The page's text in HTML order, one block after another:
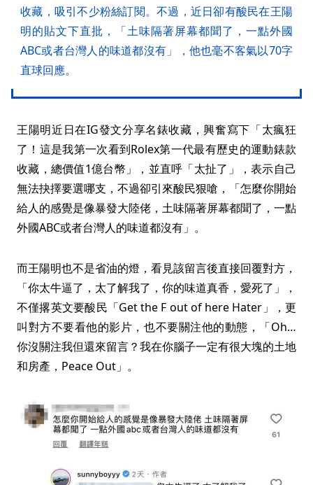
收藏，吸引不少粉絲訂閱。不過，近日卻有酸民在王陽
明的貼文下直批，「土味隔著屏幕都聞了，一點外國
ABC或者台灣人的味道都沒有」，他也毫不客氣以70字
直球回應。
王陽明近日在IG發文分享名錶收藏，興奮寫下「太瘋狂
了！這是我第一次看到Rolex第一代最有歷史的運動錶款
收藏，總價值1億台幣」，並直呼「太扯了」，表示自己
無法抉擇要選哪支，不過卻引來酸民狠嗆，「怎麼你開始
給人的感覺是像暴發大陸佬，土味隔著屏幕都聞了，一點
外國ABC或者台灣人的味道都沒有」。
而王陽明也不是省油的燈，看見該留言後直接回覆對方，
「你太牛逼了，太了解我了，你的味道真香，愛死了」，
不僅撂英文要酸民「Get the F out of here Hater」，更
叫對方不要看他的影片，也不要關注他的動態，「Oh…
你沒關注我但還來留言？我在你腦子一定有很大塊的土地
和房產，Peace Out」。